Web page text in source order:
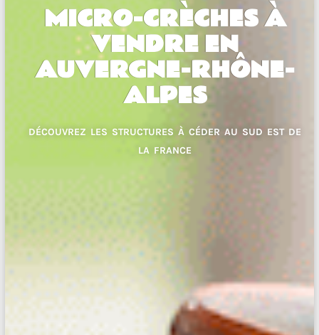
MICRO-CRÈCHES À
VENDRE EN
AUVERGNE-RHÔNE-
ALPES
DÉCOUVREZ LES STRUCTURES À CÉDER AU SUD EST DE
LA FRANCE